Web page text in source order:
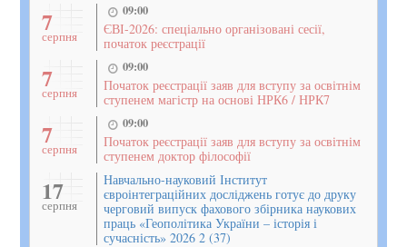
7
серпня
09:00
ЄВІ-2026: спеціально організовані сесії,
початок реєстрації
7
серпня
09:00
Початок реєстрації заяв для вступу за освітнім
ступенем магістр на основі НРК6 / НРК7
7
серпня
09:00
Початок реєстрації заяв для вступу за освітнім
ступенем доктор філософії
17
серпня
Навчально-науковий Інститут
євроінтеграційних досліджень готує до друку
черговий випуск фахового збірника наукових
праць «Геополітика України – історія і
сучасність» 2026 2 (37)